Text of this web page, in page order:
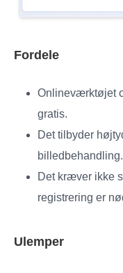
Fordele
Onlineværktøjet
gratis.
Det tilbyder
billedbehandling.
Det kræver ikke
registrering er
Ulemper